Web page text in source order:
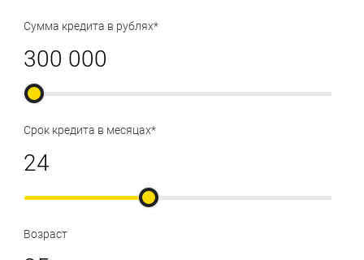
Сумма кредита в рублях*
Срок кредита в месяцах*
Возраст